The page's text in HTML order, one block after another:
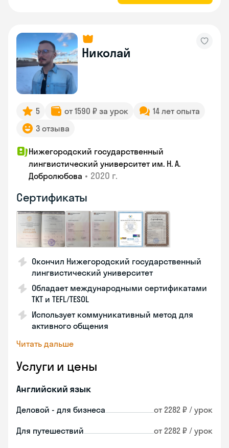
Николай
5 от 1590 ₽ за урок
14 лет опыта
3 отзыва
Нижегородский государственный
лингвистический университет им. Н. А.
Добролюбова • 2020 г.
Сертификаты
Окончил Нижегородский государственный
лингвистический университет
Обладает международными сертификатами
TKT и TEFL/TESOL
Использует коммуникативный метод для
активного общения
Читать дальше
Услуги и цены
Английский язык
Деловой - для бизнеса от 2282 ₽ / урок
Для путешествий от 2282 ₽ / урок